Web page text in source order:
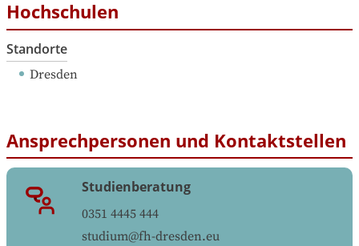
Hochschulen
Standorte
Dresden
Ansprechpersonen und Kontaktstellen
Studienberatung
0351 4445 444
studium@fh-dresden.eu